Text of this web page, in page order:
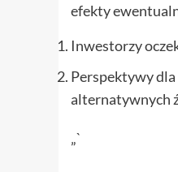
efekty
Inwestorzy
Perspektywy
alternatywnych
„`